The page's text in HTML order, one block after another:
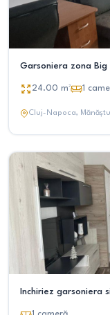
Garsoniera zona Big
24.00 m² 1
Cluj-Napoca,
Inchiriez garsoniera